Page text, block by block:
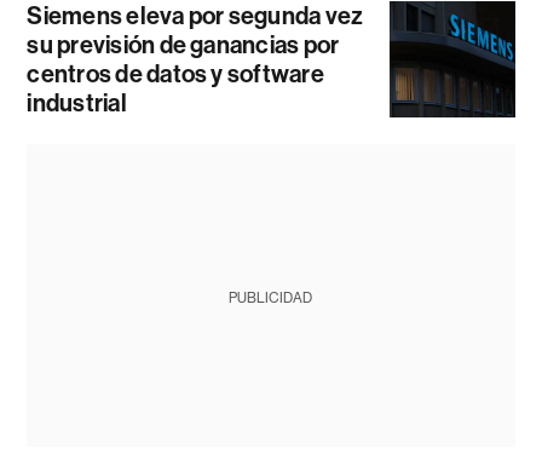
Siemens eleva por segunda vez
su previsión de ganancias por
centros de datos y software
industrial
PUBLICIDAD